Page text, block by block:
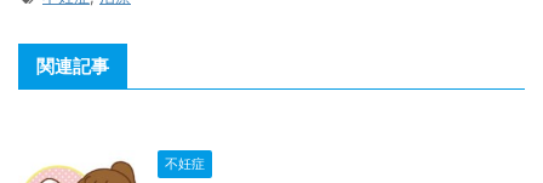
関連記事
不妊症